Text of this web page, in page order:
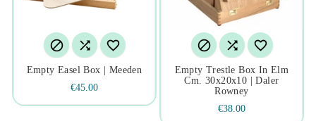
  
Empty Easel Box | Meeden
€45.00
  
Empty Trestle Box In Elm
Cm. 30x20x10 | Daler
Rowney
€38.00